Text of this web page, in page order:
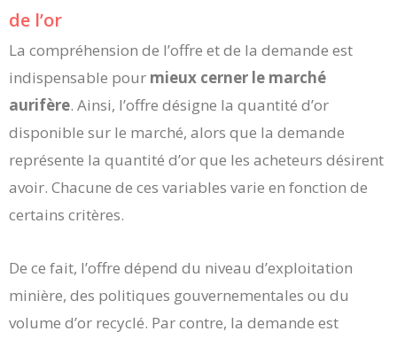
de l’or
La compréhension de l’offre et de la demande est
indispensable pour mieux cerner le marché
aurifère. Ainsi, l’offre désigne la quantité d’or
disponible sur le marché, alors que la demande
représente la quantité d’or que les acheteurs désirent
avoir. Chacune de ces variables varie en fonction de
certains critères.
De ce fait, l’offre dépend du niveau d’exploitation
minière, des politiques gouvernementales ou du
volume d’or recyclé. Par contre, la demande est